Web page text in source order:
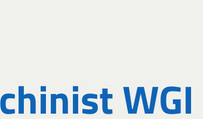
WGI